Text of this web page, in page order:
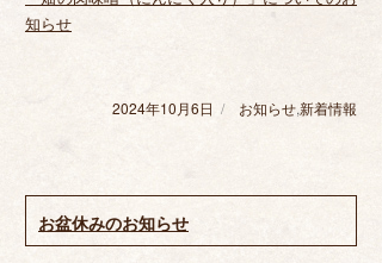
知らせ
投
2024年10月6日
カ
ー
お知らせ,新着情報
お盆休みのお知らせ